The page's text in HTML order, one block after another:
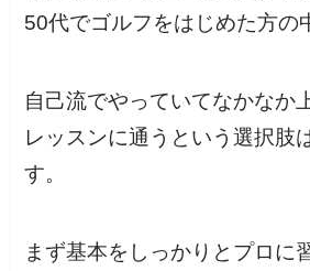
50代でゴルフをはじめた方の
自己流でやっていてなかなか
レッスンに通うという選択肢
す。
まず基本をしっかりとプロに